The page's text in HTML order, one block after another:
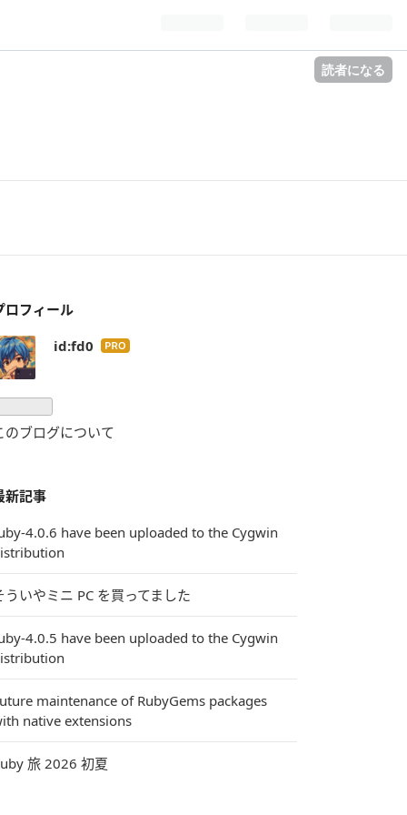
読者になる
ロフィール
id:fd0 はて
のブログについて
新記事
4.0.6 have been uploaded to the Cygwin
ういやミニ PC を買ってました
4.0.5 have been uploaded to the Cygwin
maintenance of RubyGems packages
native extensions
旅 2026 初夏